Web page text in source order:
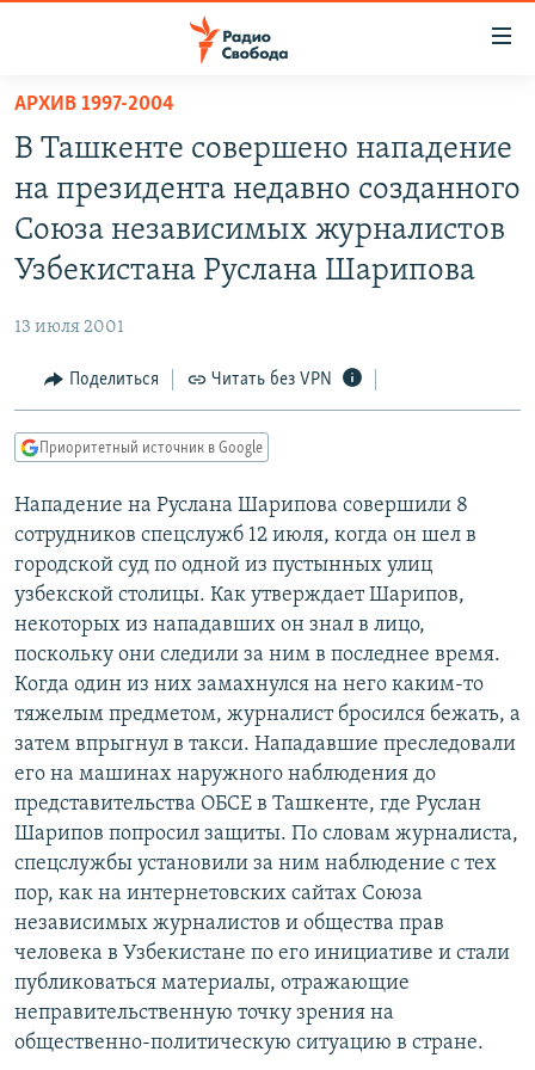
упрощенного
доступа
основному
содержанию
навигации
Вернутся
АВТОРСКИЕ ПРОЕКТЫ
ЦИТАТЫ СВОБОДЫ
IDEL.РЕАЛИИ
КАВКАЗ.РЕАЛИИ
СИБИРЬ.РЕАЛИИ
РАСПИСАНИЕ ВЕЩАНИЯ
ПОДПИШИТЕСЬ НА РАССЫЛКУ
СОЦИАЛЬНЫЕ СЕТИ
Все сайты РСЕ/РС
АРХИВ 1997-2004
В Ташкенте совершено нападение
на президента недавно созданного
Союза независимых журналистов
Узбекистана Руслана Шарипова
13 июля 2001
Поделиться Читать без VPN
Приоритетный источник в Google
Нападение на Руслана Шарипова совершили 8
сотрудников спецслужб 12 июля, когда он шел в
городской суд по одной из пустынных улиц
узбекской столицы. Как утверждает Шарипов,
некоторых из нападавших он знал в лицо,
поскольку они следили за ним в последнее время.
Когда один из них замахнулся на него каким-то
тяжелым предметом, журналист бросился бежать, а
затем впрыгнул в такси. Нападавшие преследовали
его на машинах наружного наблюдения до
представительства ОБСЕ в Ташкенте, где Руслан
Шарипов попросил защиты. По словам журналиста,
спецслужбы установили за ним наблюдение с тех
пор, как на интернетовских сайтах Союза
независимых журналистов и общества прав
человека в Узбекистане по его инициативе и стали
публиковаться материалы, отражающие
неправительственную точку зрения на
общественно-политическую ситуацию в стране.